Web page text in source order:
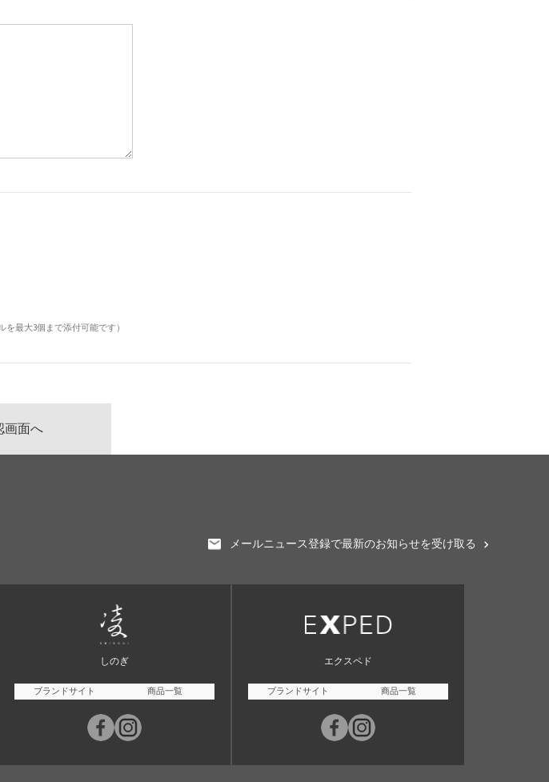
を最大3個まで添付可能です）
メールニュース登録で最新のお知らせを受け取る
しのぎ
ブランドサイト 商品一覧
エクスペド
ブランドサイト 商品一覧